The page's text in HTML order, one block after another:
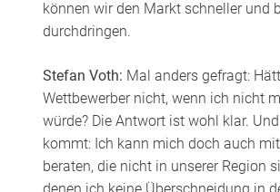
können wir den Markt schneller und
durchdringen.
Stefan Voth: Mal anders gefragt:
Wettbewerber nicht, wenn ich nicht
würde? Die Antwort ist wohl klar.
kommt: Ich kann mich doch auch
beraten, die nicht in unserer Region